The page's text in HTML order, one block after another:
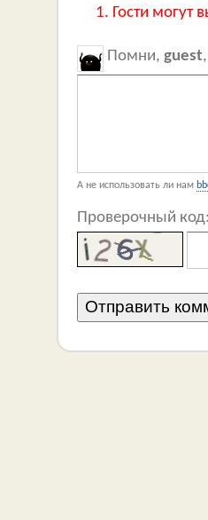
Гости могут
Помни, guest
А не использовать ли нам
Проверочный код: